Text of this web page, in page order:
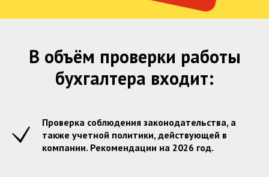
В объём проверки работы
бухгалтера входит:
Проверка соблюдения законодательства, а
также учетной политики, действующей в
компании. Рекомендации на 2026 год.